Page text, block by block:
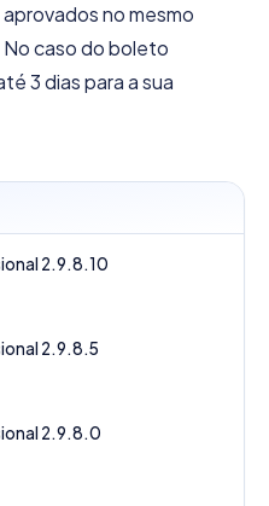
no mesmo
caso do boleto
3 dias para a sua
2.9.8.10
2.9.8.5
2.9.8.0